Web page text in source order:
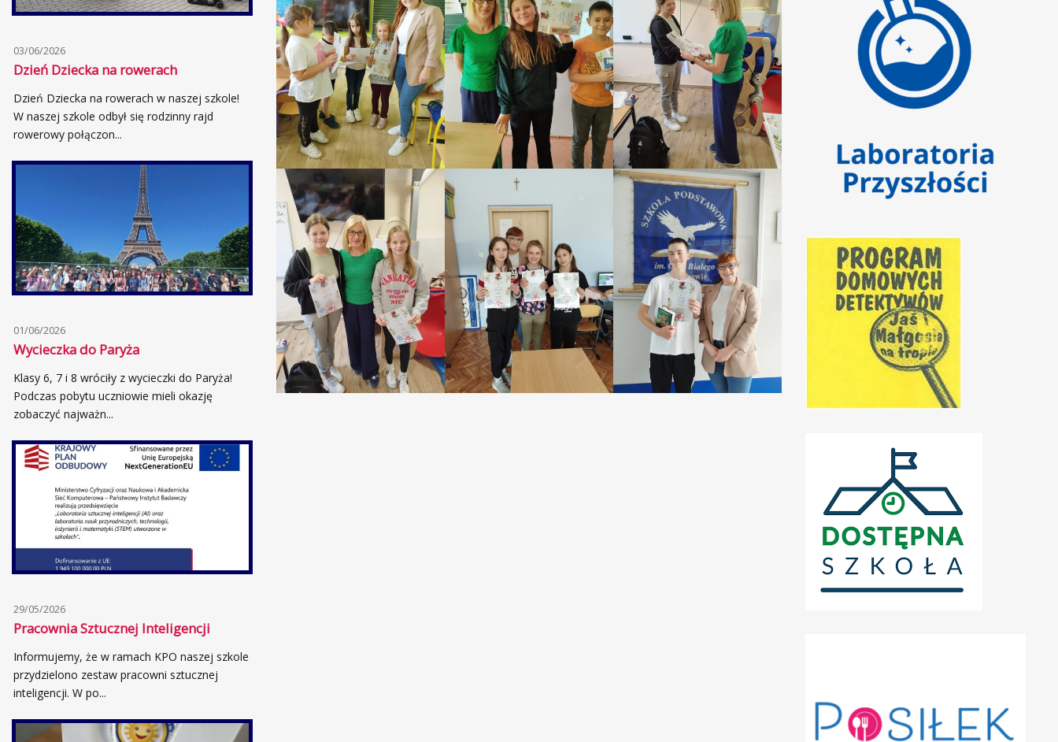
03/06/2026
Dzień Dziecka na rowerach
Dzień Dziecka na rowerach w naszej szkole!
W naszej szkole odbył się rodzinny rajd
rowerowy połączon...
01/06/2026
Wycieczka do Paryża
Klasy 6, 7 i 8 wróciły z wycieczki do Paryża!
Podczas pobytu uczniowie mieli okazję
zobaczyć najważn...
29/05/2026
Pracownia Sztucznej Inteligencji
Informujemy, że w ramach KPO naszej szkole
przydzielono zestaw pracowni sztucznej
inteligencji. W po...